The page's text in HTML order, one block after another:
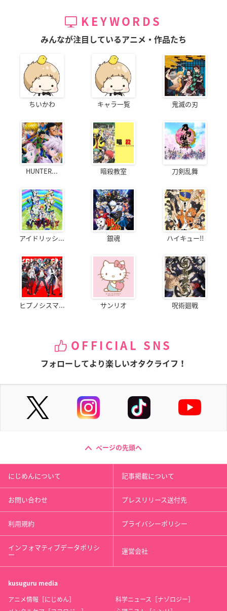
KEYWORDS
みんなが注目しているアニメ・作品たち
ちいかわ キャラ一覧 鬼滅の刃
HUNTER... 暗殺教室 刀剣乱舞
アイドリッシ... 銀魂 ハイキュー!!
ヒプノシスマ... サンリオ 呪術廻戦
OFFICIAL SNS
フォローしてより楽しいオタクライフ！
ページの先頭へ
にじめんについて 記事掲載について
お問い合わせ プレスリリース送付先
利用規約 プライバシーポリシー
インフォマティブデータポリシ
ー 運営会社
kusuguru media
アニメ情報［にじめん］
科学ニュース［ナゾロジー］